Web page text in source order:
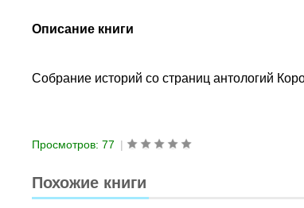
Описание книги
Собрание историй со страниц антологий
Просмотров: 77 |
Похожие книги